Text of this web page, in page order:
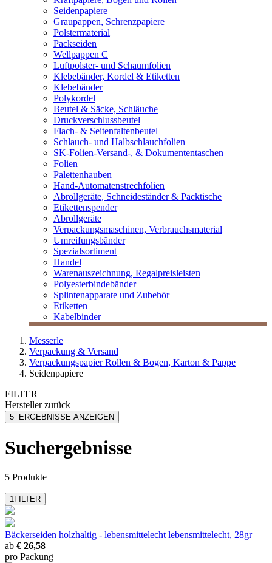
Seidenpapiere
Graupappen, Schrenzpapiere
Polstermaterial
Packseiden
Wellpappen C
Luftpolster- und Schaumfolien
Klebebänder, Kordel & Etiketten
Klebebänder
Polykordel
Beutel & Säcke, Schläuche
Druckverschlussbeutel
Flach- & Seitenfaltenbeutel
Schlauch- und Halbschlauchfolien
SK-Folien-Versand-, & Dokumententaschen
Folien
Palettenhauben
Hand-Automatenstrechfolien
Abrollgeräte, Schneideständer & Packtische
Etikettenspender
Abrollgeräte
Verpackungsmaschinen, Verbrauchsmaterial
Umreifungsbänder
Spezialsortiment
Handel
Warenauszeichnung, Regalpreisleisten
Polyesterbindebänder
Splintenapparate und Zubehör
Etiketten
Kabelbinder
Messerle
Verpackung & Versand
Verpackungspapier Rollen & Bogen, Karton & Pappe
Seidenpapiere
FILTER
Herstellerzurück
Folia
Pfleiderer
5 ERGEBNISSE ANZEIGEN
Suchergebnisse
5 Produkte
1FILTER
Bäckerseiden holzhaltig - lebensmittelecht lebensmittelecht, 28gr
ab € 26,58
pro Packung